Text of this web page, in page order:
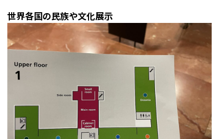
世界各国の民族や文化展示